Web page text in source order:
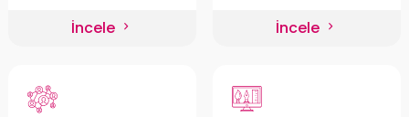
İncele İncele